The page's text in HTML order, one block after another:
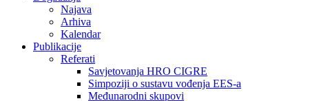
Najava
Arhiva
Kalendar
Publikacije
Referati
Savjetovanja HRO CIGRE
Simpoziji o sustavu vođenja EES-a
Međunarodni skupovi